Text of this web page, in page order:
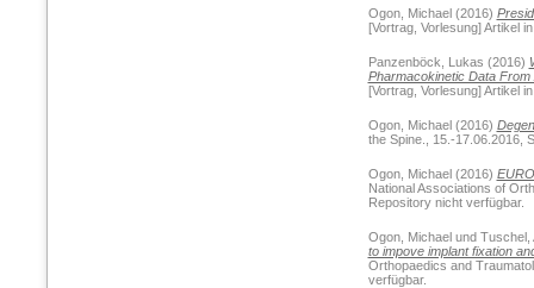
Ogon, Michael(2016)
[Vortrag, Vorlesung] Artikel
Panzenböck, Lukas (2016)
Pharmacokinetic Data From
[Vortrag, Vorlesung] Artikel
Ogon, Michael(2016)
the Spine., 15.-17.06.2016,
Ogon, Michael(2016)
National Associations of
Repository nicht verfügbar.
Ogon, Michaelund Tuschel,
to impove implant fixation
Orthopaedics and
verfügbar.